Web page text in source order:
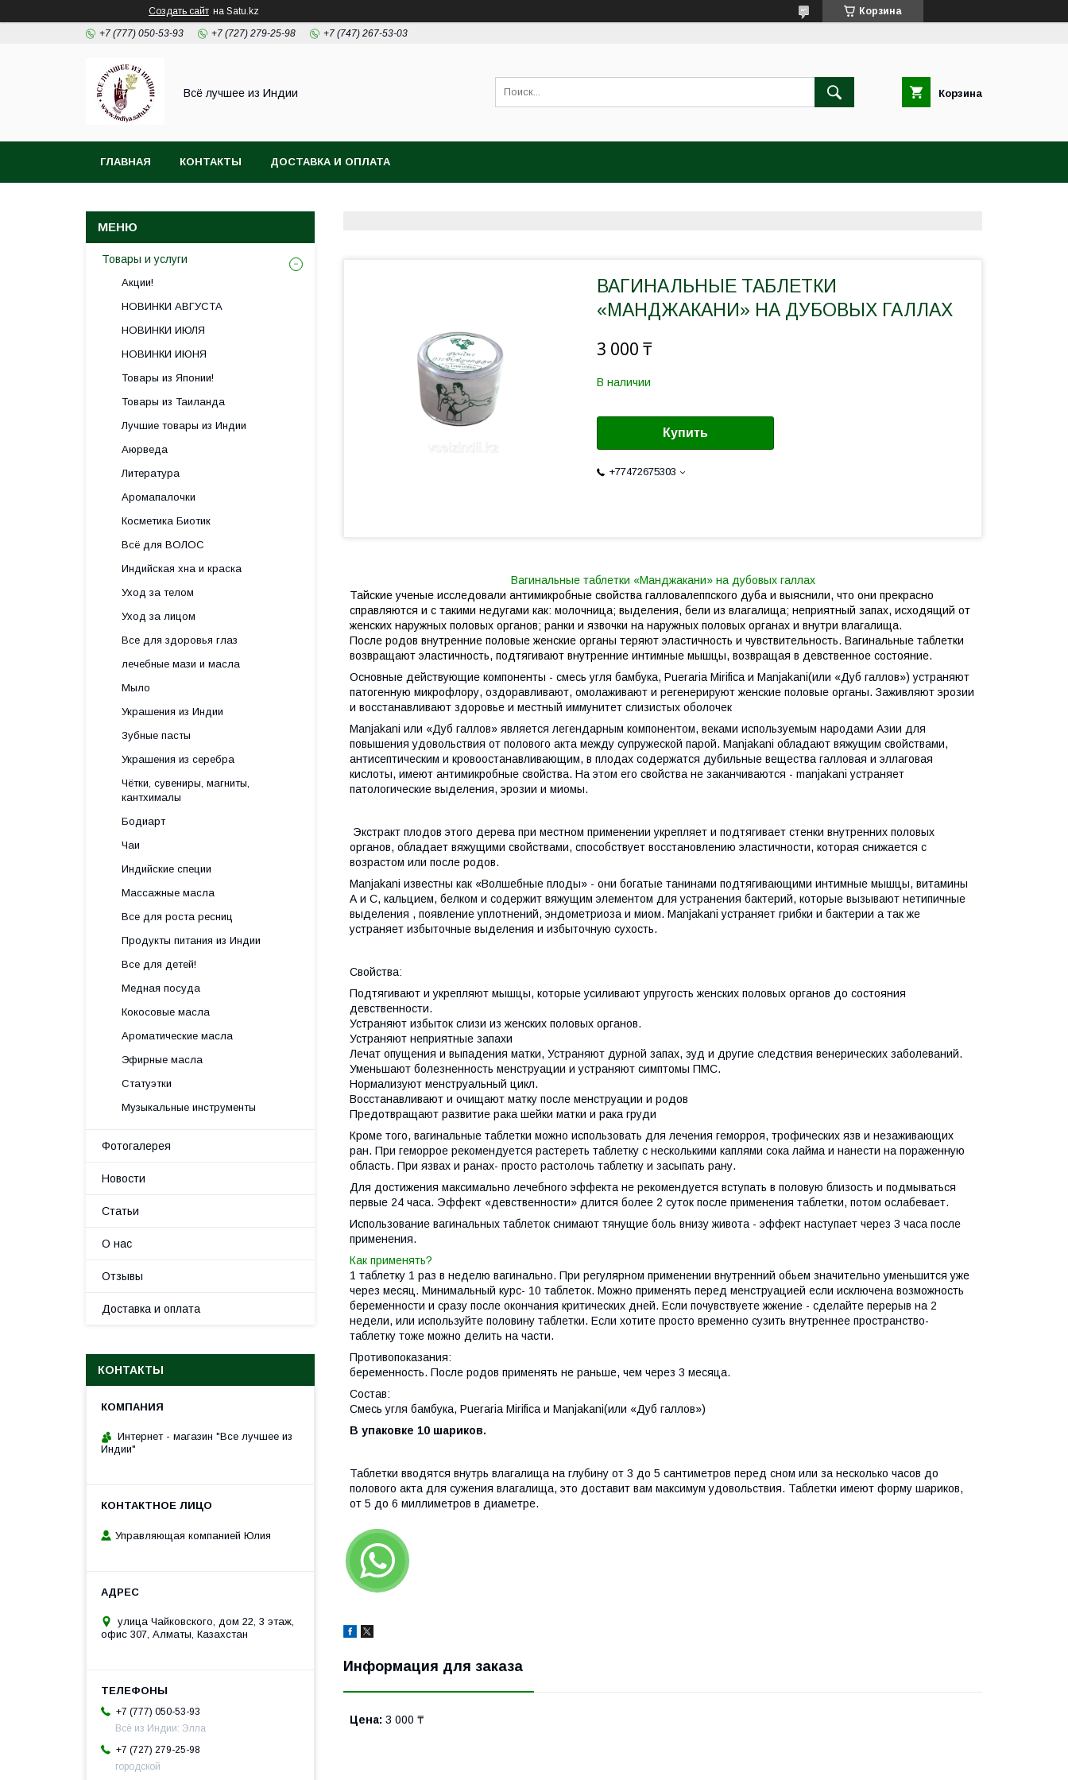
Создать сайт на Satu.kz Корзина
+7 (777) 050-53-93 +7 (727) 279-25-98 +7 (747) 267-53-03
Всё лучшее из Индии Корзина
ГЛАВНАЯ КОНТАКТЫ ДОСТАВКА И ОПЛАТА
ВАГИНАЛЬНЫЕ ТАБЛЕТКИ
«МАНДЖАКАНИ» НА ДУБОВЫХ ГАЛЛАХ
3 000 ₸
В наличии
Купить
+77472675303
Вагинальные таблетки «Манджакани» на дубовых галлах
Тайские ученые исследовали антимикробные свойства галловалеппского дуба и выяснили, что они прекрасно
справляются и с такими недугами как: молочница; выделения, бели из влагалища; неприятный запах, исходящий от
женских наружных половых органов; ранки и язвочки на наружных половых органах и внутри влагалища.
После родов внутренние половые женские органы теряют эластичность и чувствительность. Вагинальные таблетки
возвращают эластичность, подтягивают внутренние интимные мышцы, возвращая в девственное состояние.
Основные действующие компоненты - смесь угля бамбука, Pueraria Mirifica и Manjakani(или «Дуб галлов») устраняют
патогенную микрофлору, оздоравливают, омолаживают и регенерируют женские половые органы. Заживляют эрозии
и восстанавливают здоровье и местный иммунитет слизистых оболочек
Manjakani или «Дуб галлов» является легендарным компонентом, веками используемым народами Азии для
повышения удовольствия от полового акта между супружеской парой. Manjakani обладают вяжущим свойствами,
антисептическим и кровоостанавливающим, в плодах содержатся дубильные вещества галловая и эллаговая
кислоты, имеют антимикробные свойства. На этом его свойства не заканчиваются - manjakani устраняет
патологические выделения, эрозии и миомы.
Экстракт плодов этого дерева при местном применении укрепляет и подтягивает стенки внутренних половых
органов, обладает вяжущими свойствами, способствует восстановлению эластичности, которая снижается с
возрастом или после родов.
Manjakani известны как «Волшебные плоды» - они богатые танинами подтягивающими интимные мышцы, витамины
А и С, кальцием, белком и содержит вяжущим элементом для устранения бактерий, которые вызывают нетипичные
выделения , появление уплотнений, эндометриоза и миом. Manjakani устраняет грибки и бактерии а так же
устраняет избыточные выделения и избыточную сухость.
Свойства:
Подтягивают и укрепляют мышцы, которые усиливают упругость женских половых органов до состояния
девственности.
Устраняют избыток слизи из женских половых органов.
Устраняют неприятные запахи
Лечат опущения и выпадения матки, Устраняют дурной запах, зуд и другие следствия венерических заболеваний.
Уменьшают болезненность менструации и устраняют симптомы ПМС.
Нормализуют менструальный цикл.
Восстанавливают и очищают матку после менструации и родов
Предотвращают развитие рака шейки матки и рака груди
Кроме того, вагинальные таблетки можно использовать для лечения геморроя, трофических язв и незаживающих
ран. При геморрое рекомендуется растереть таблетку с несколькими каплями сока лайма и нанести на пораженную
область. При язвах и ранах- просто растолочь таблетку и засыпать рану.
Для достижения максимально лечебного эффекта не рекомендуется вступать в половую близость и подмываться
первые 24 часа. Эффект «девственности» длится более 2 суток после применения таблетки, потом ослабевает.
Использование вагинальных таблеток снимают тянущие боль внизу живота - эффект наступает через 3 часа после
применения.
Как применять?
1 таблетку 1 раз в неделю вагинально. При регулярном применении внутренний обьем значительно уменьшится уже
через месяц. Минимальный курс- 10 таблеток. Можно применять перед менструацией если исключена возможность
беременности и сразу после окончания критических дней. Если почувствуете жжение - сделайте перерыв на 2
недели, или используйте половину таблетки. Если хотите просто временно сузить внутреннее пространство-
таблетку тоже можно делить на части.
Противопоказания:
беременность. После родов применять не раньше, чем через 3 месяца.
Состав:
Смесь угля бамбука, Pueraria Mirifica и Manjakani(или «Дуб галлов»)
В упаковке 10 шариков.
Таблетки вводятся внутрь влагалища на глубину от 3 до 5 сантиметров перед сном или за несколько часов до
полового акта для сужения влагалища, это доставит вам максимум удовольствия. Таблетки имеют форму шариков,
от 5 до 6 миллиметров в диаметре.
Информация для заказа
Цена: 3 000 ₸
Товары и услуги
Акции!
НОВИНКИ АВГУСТА
НОВИНКИ ИЮЛЯ
НОВИНКИ ИЮНЯ
Товары из Японии!
Товары из Таиланда
Лучшие товары из Индии
Аюрведа
Литература
Аромапалочки
Косметика Биотик
Всё для ВОЛОС
Индийская хна и краска
Уход за телом
Уход за лицом
Все для здоровья глаз
лечебные мази и масла
Мыло
Украшения из Индии
Зубные пасты
Украшения из серебра
Чётки, сувениры, магниты,
кантхималы
Бодиарт
Чаи
Индийские специи
Массажные масла
Все для роста ресниц
Продукты питания из Индии
Все для детей!
Медная посуда
Кокосовые масла
Ароматические масла
Эфирные масла
Статуэтки
Музыкальные инструменты
Фотогалерея
Новости
Статьи
О нас
Отзывы
Доставка и оплата
КОНТАКТЫ
Интернет - магазин "Все лучшее из
Индии"
Управляющая компанией Юлия
улица Чайковского, дом 22, 3 этаж,
офис 307, Алматы, Казахстан
+7 (777) 050-53-93
Всё из Индии: Элла
+7 (727) 279-25-98
городской